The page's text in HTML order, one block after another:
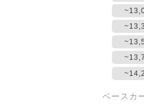
ベースカ